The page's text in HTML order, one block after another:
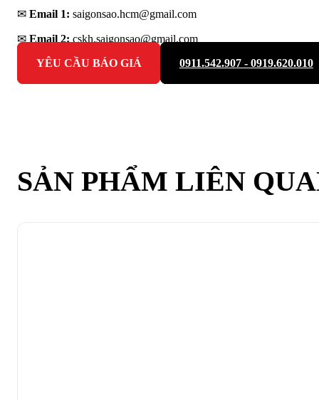
✉ Email 1: saigonsao.hcm@gmail.com
✉ Email 2: cskh.saigonsao@gmail.com
YÊU CẦU BÁO GIÁ
0911.542.907 - 0919.620.010
SẢN PHẨM LIÊN